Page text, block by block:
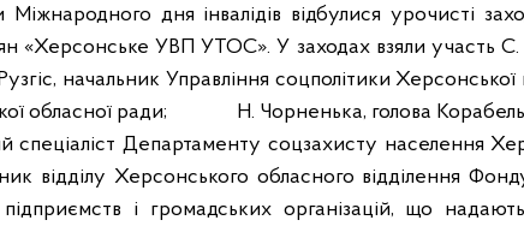
Міжнародного дня інвалідів відбулися урочисті
«Херсонське УВП УТОС». У заходах взяли участь
начальник Управління соцполітики
обласної ради;
Н. Чорненька, голова
спеціаліст Департаменту соцзахисту населення
відділу Херсонського обласного відділення Фонду
підприємств і громадських організацій, що